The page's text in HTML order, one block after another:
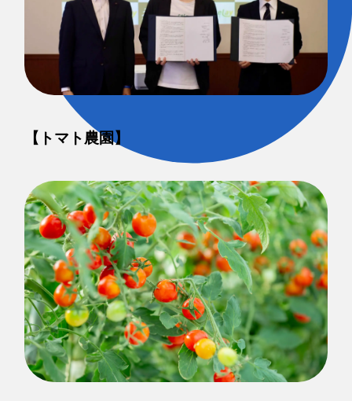
【トマト農園】